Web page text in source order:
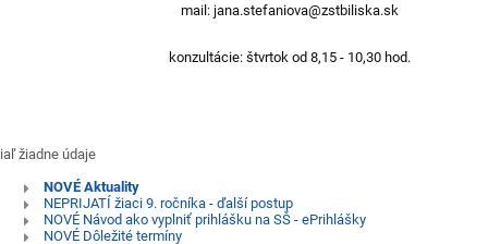
mail: jana.stefaniova@zstbiliska.sk
konzultácie: štvrtok od 8,15 - 10,30 hod.
žiadne údaje
NOVÉ Aktuality
NEPRIJATÍ žiaci 9. ročníka - ďalší postup
NOVÉ Návod ako vyplniť prihlášku na SŠ - ePrihlášky
NOVÉ Dôležité termíny